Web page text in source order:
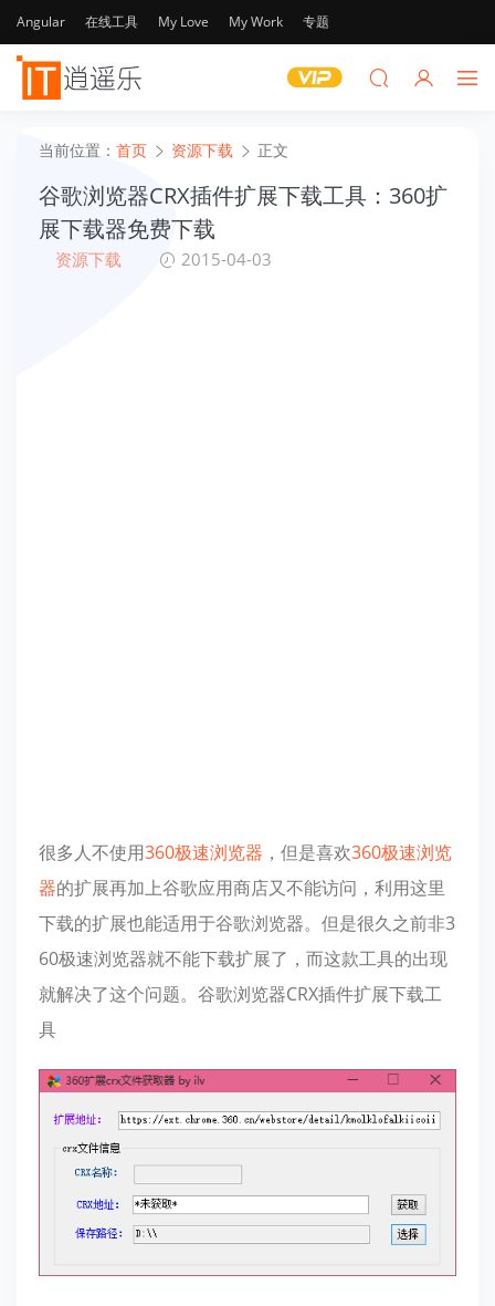
Angular 在线工具 My Love My Work 专题
当前位置： 首页 资源下载 正文
谷歌浏览器CRX插件扩展下载工具：360扩
展下载器免费下载
资源下载 2015-04-03
很多人不使用360极速浏览器 ，但是喜欢360极速浏览
器的扩展再加上谷歌应用商店又不能访问，利用这里
下载的扩展也能适用于谷歌浏览器。但是很久之前非3
60极速浏览器就不能下载扩展了，而这款工具的出现
就解决了这个问题。谷歌浏览器CRX插件扩展下载工
具